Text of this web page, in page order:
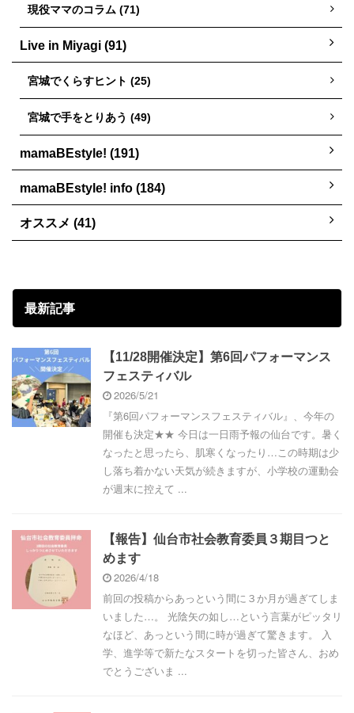
現役ママのコラム (71)
Live in Miyagi (91)
宮城でくらすヒント (25)
宮城で手をとりあう (49)
mamaBEstyle! (191)
mamaBEstyle! info (184)
オススメ (41)
最新記事
【11/28開催決定】第6回パフォーマンス
フェスティバル
2026/5/21
『第6回パフォーマンスフェスティバル』、今年の
開催も決定★★ 今日は一日雨予報の仙台です。暑く
なったと思ったら、肌寒くなったり…この時期は少
し落ち着かない天気が続きますが、小学校の運動会
が週末に控えて ...
【報告】仙台市社会教育委員３期目つと
めます
2026/4/18
前回の投稿からあっという間に３か月が過ぎてしま
いました…。 光陰矢の如し…という言葉がピッタリ
なほど、あっという間に時が過ぎて驚きます。 入
学、進学等で新たなスタートを切った皆さん、おめ
でとうございま ...